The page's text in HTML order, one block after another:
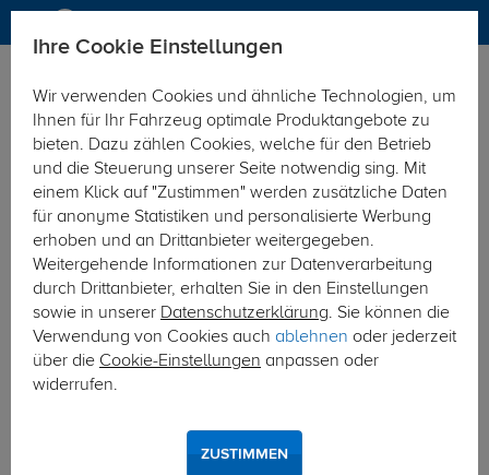
Hier geht's zur Fahrzeugübersicht: Mercedes Sprinter
Ihre Cookie Einstellungen
Wir verwenden Cookies und ähnliche Technologien, um
Ihnen für Ihr Fahrzeug optimale Produktangebote zu
bieten. Dazu zählen Cookies, welche für den Betrieb
und die Steuerung unserer Seite notwendig sing. Mit
einem Klick auf "Zustimmen" werden zusätzliche Daten
für anonyme Statistiken und personalisierte Werbung
erhoben und an Drittanbieter weitergegeben.
Weitergehende Informationen zur Datenverarbeitung
durch Drittanbieter, erhalten Sie in den Einstellungen
sowie in unserer Datenschutzerklärung. Sie können die
Verwendung von Cookies auch ablehnen oder jederzeit
über die Cookie-Einstellungen anpassen oder
widerrufen.
ZUSTIMMEN